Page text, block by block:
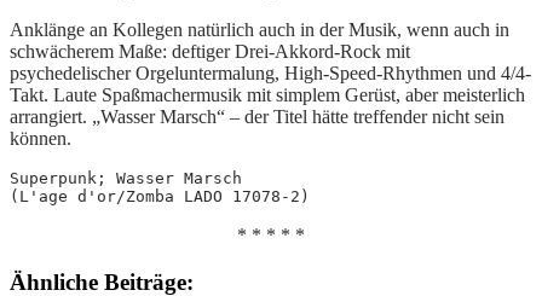
Anklänge an Kollegen natürlich auch in der Musik, wenn auch in
schwächerem Maße: deftiger Drei-Akkord-Rock mit
psychedelischer Orgeluntermalung, High-Speed-Rhythmen und 4/4-
Takt. Laute Spaßmachermusik mit simplem Gerüst, aber meisterlich
arrangiert. „Wasser Marsch“ – der Titel hätte treffender nicht sein
können.
Superpunk; Wasser Marsch
(L'age d'or/Zomba LADO 17078-2)
* * * * *
Ähnliche Beiträge: